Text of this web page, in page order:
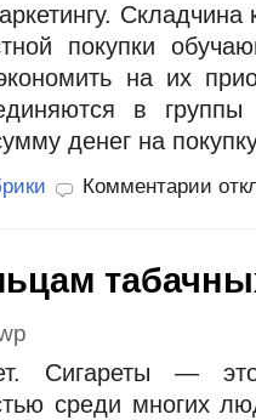
Складчина
покупки
на их
в группы
денег на
Комментарии
Сигареты —
среди многих